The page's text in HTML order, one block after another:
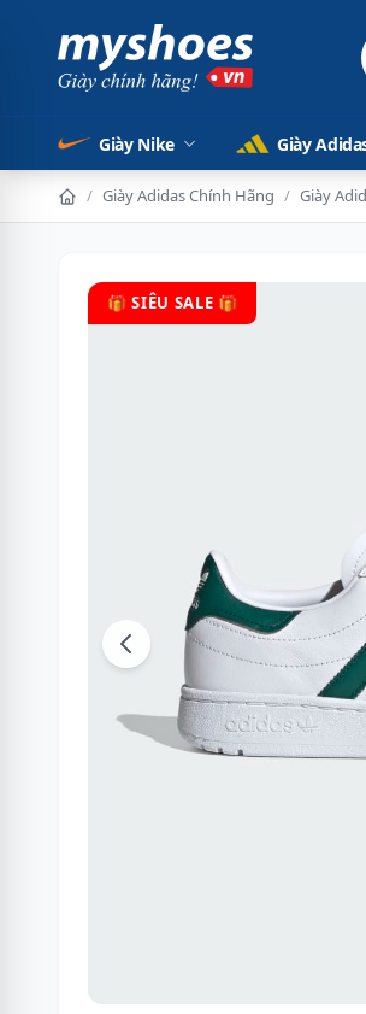
Giày Nike Giày
/ Giày Adidas Chính Hãng / Giày
🎁 SIÊU SALE 🎁